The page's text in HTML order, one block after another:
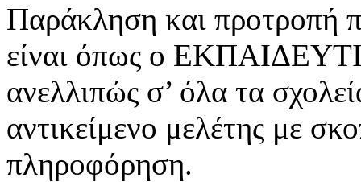
Παράκληση και προτροπή
είναι όπως ο
ανελλιπώς σ’ όλα τα
αντικείμενο μελέτης με
πληροφόρηση.